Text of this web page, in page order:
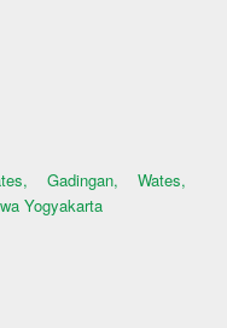
Gadingan, Wates,
Yogyakarta